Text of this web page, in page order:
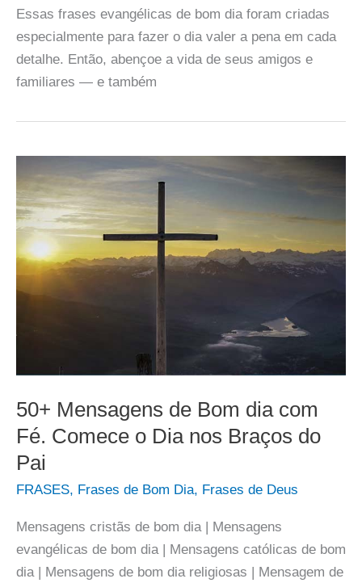
Essas frases evangélicas de bom dia foram criadas
especialmente para fazer o dia valer a pena em cada
detalhe. Então, abençoe a vida de seus amigos e
familiares — e também
50+ Mensagens de Bom dia com
Fé. Comece o Dia nos Braços do
Pai
FRASES, Frases de Bom Dia, Frases de Deus
Mensagens cristãs de bom dia | Mensagens
evangélicas de bom dia | Mensagens católicas de bom
dia | Mensagens de bom dia religiosas | Mensagem de